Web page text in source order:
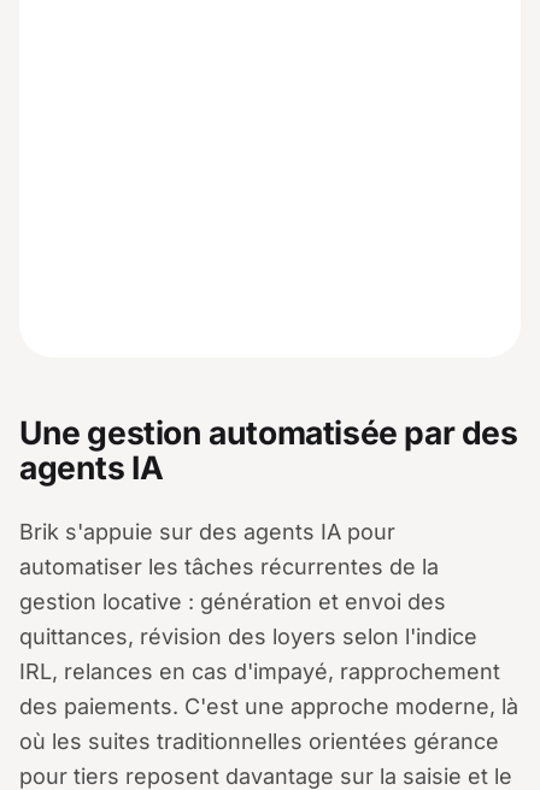
Une gestion automatisée par des
agents IA
Brik s'appuie sur des agents IA pour
automatiser les tâches récurrentes de la
gestion locative : génération et envoi des
quittances, révision des loyers selon l'indice
IRL, relances en cas d'impayé, rapprochement
des paiements. C'est une approche moderne, là
où les suites traditionnelles orientées gérance
pour tiers reposent davantage sur la saisie et le